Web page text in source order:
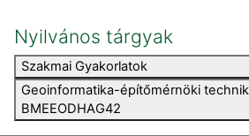
Nyilvános tárgyak
Szakmai Gyakorlatok
Geoinformatika-építőmérnöki
BMEEODHAG42